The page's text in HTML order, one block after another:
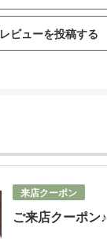
レビューを投稿する
来店クーポン
ご来店クーポン♪